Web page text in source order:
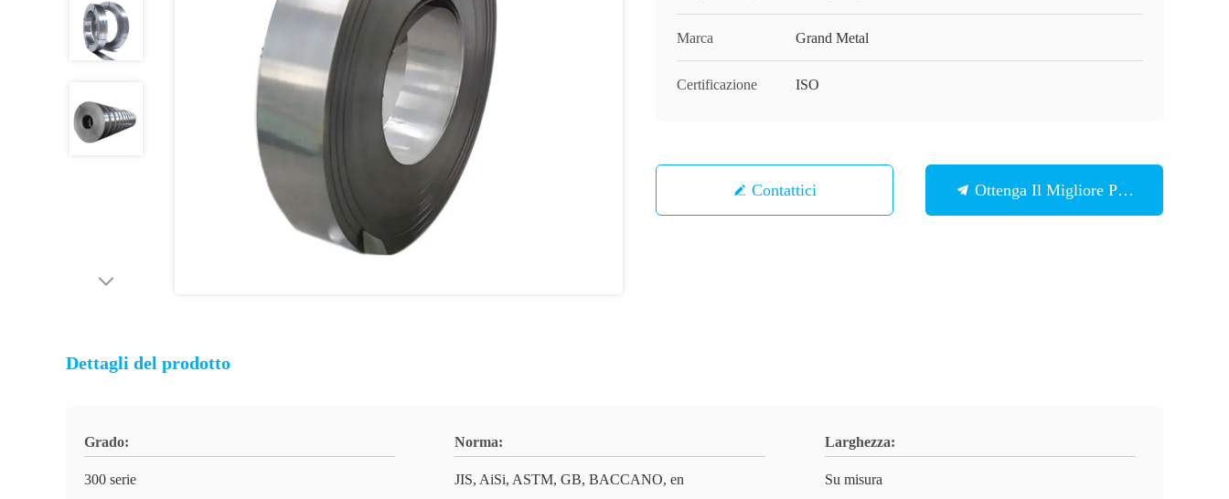
Marca Grand Metal
Certificazione ISO
Contattici Ottenga Il Migliore Prezzo
Dettagli del prodotto
Grado:
300 serie
Norma:
JIS, AiSi, ASTM, GB, BACCANO, en
Larghezza:
Su misura